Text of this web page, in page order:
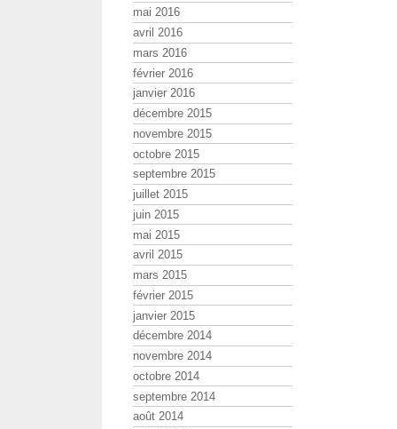
mai 2016
avril 2016
mars 2016
février 2016
janvier 2016
décembre 2015
novembre 2015
octobre 2015
septembre 2015
juillet 2015
juin 2015
mai 2015
avril 2015
mars 2015
février 2015
janvier 2015
décembre 2014
novembre 2014
octobre 2014
septembre 2014
août 2014